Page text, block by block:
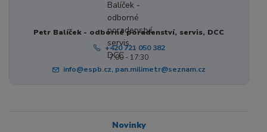
Petr Balíček - odborné poradenství, servis, DCC
+420 721 050 382
7:00 - 17:30
info@espb.cz, pan.milimetr@seznam.cz
Novinky